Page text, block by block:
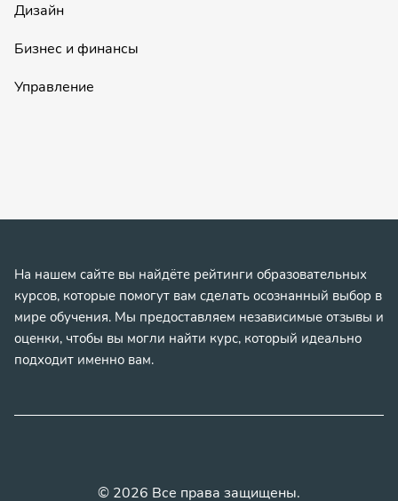
Дизайн
Бизнес и финансы
Управление
На нашем сайте вы найдёте рейтинги образовательных
курсов, которые помогут вам сделать осознанный выбор в
мире обучения. Мы предоставляем независимые отзывы и
оценки, чтобы вы могли найти курс, который идеально
подходит именно вам.
© 2026 Все права защищены.